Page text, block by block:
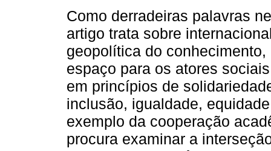
Como derradeiras palavras
artigo trata sobre
geopolítica do
espaço para os atores
em princípios de
inclusão, igualdade,
exemplo da cooperação
procura examinar a